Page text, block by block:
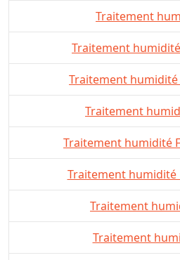
Traitement
Traitement
Traitement humidité
Traitement
Traitement humidité
Traitement humidité
Traitement
Traitement